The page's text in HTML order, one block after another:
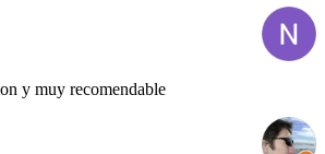
y muy recomendable